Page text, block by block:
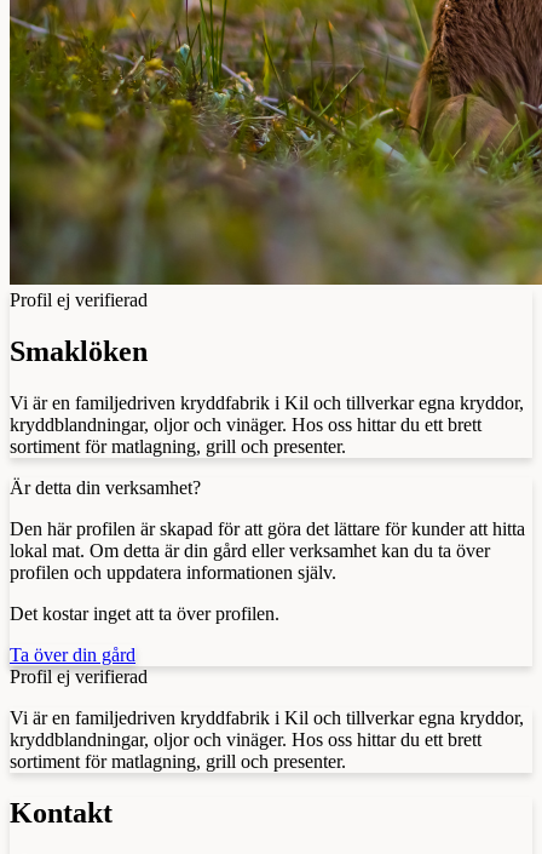
Profil ej verifierad
Smaklöken
Vi är en familjedriven kryddfabrik i Kil och tillverkar egna kryddor,
kryddblandningar, oljor och vinäger. Hos oss hittar du ett brett
sortiment för matlagning, grill och presenter.
Är detta din verksamhet?
Den här profilen är skapad för att göra det lättare för kunder att hitta
lokal mat. Om detta är din gård eller verksamhet kan du ta över
profilen och uppdatera informationen själv.
Det kostar inget att ta över profilen.
Ta över din gård
Profil ej verifierad
Vi är en familjedriven kryddfabrik i Kil och tillverkar egna kryddor,
kryddblandningar, oljor och vinäger. Hos oss hittar du ett brett
sortiment för matlagning, grill och presenter.
Kontakt